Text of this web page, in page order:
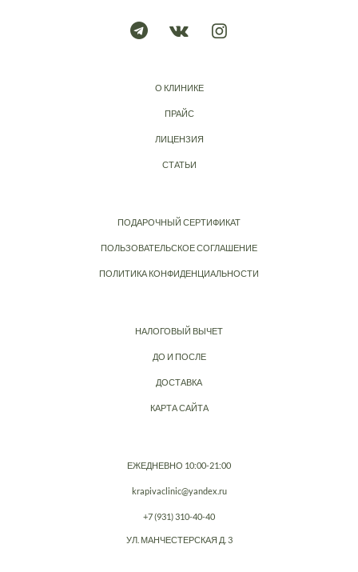
О КЛИНИКЕ
ПРАЙС
ЛИЦЕНЗИЯ
СТАТЬИ
ПОДАРОЧНЫЙ СЕРТИФИКАТ
ПОЛЬЗОВАТЕЛЬСКОЕ СОГЛАШЕНИЕ
ПОЛИТИКА КОНФИДЕНЦИАЛЬНОСТИ
НАЛОГОВЫЙ ВЫЧЕТ
ДО И ПОСЛЕ
ДОСТАВКА
КАРТА САЙТА
ЕЖЕДНЕВНО 10:00-21:00
krapivaclinic@yandex.ru
+7 (931) 310-40-40
УЛ. МАНЧЕСТЕРСКАЯ Д. 3